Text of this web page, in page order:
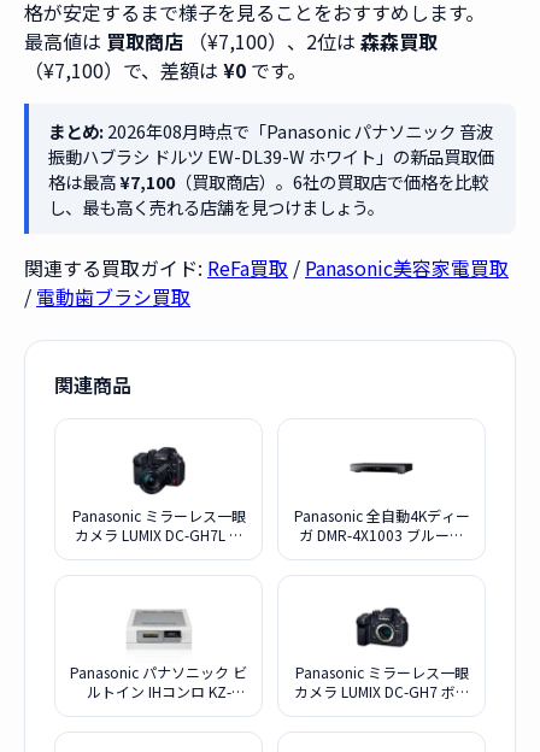
格が安定するまで様子を見ることをおすすめします。
最高値は 買取商店 （¥7,100）、2位は 森森買取
（¥7,100）で、差額は ¥0 です。
まとめ:2026年08月時点で「Panasonic パナソニック 音波
振動ハブラシ ドルツ EW-DL39-W ホワイト」の新品買取価
格は最高¥7,100（買取商店）。6社の買取店で価格を比較
し、最も高く売れる店舗を見つけましょう。
関連する買取ガイド: ReFa買取 / Panasonic美容家電買取
/ 電動歯ブラシ買取
関連商品
Panasonic ミラーレス一眼
カメラ LUMIX DC-GH7L 標
Panasonic 全自動4Kディー
ガ DMR-4X1003 ブルーレ
10TB
Panasonic パナソニック ビ
ルトイン IHコンロ KZ-
Panasonic ミラーレス一眼
カメラ LUMIX DC-GH7 ボデ